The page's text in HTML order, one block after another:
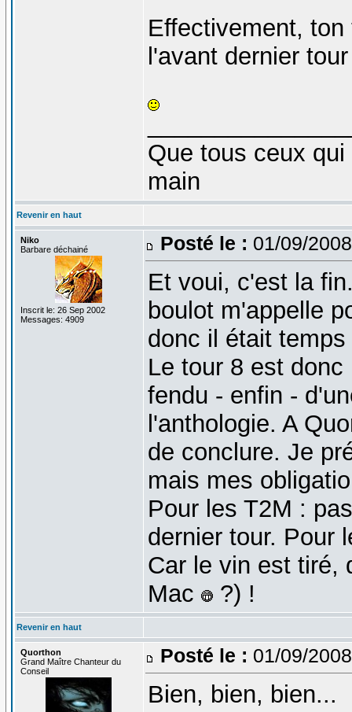
Effectivement,
l'avant dernier
Que tous ceux
main
Revenir en haut
Niko
Barbare déchainé
Inscrit le: 26 Sep 2002
Messages: 4909
Posté le : 01/09/
Et voui, c'est la
boulot m'appelle
donc il était temps
Le tour 8 est
fendu - enfin -
l'anthologie. A
de conclure. Je
mais mes
Pour les T2M :
dernier tour. Pour
Car le vin est tiré,
Mac
?) !
Revenir en haut
Quorthon
Grand Maître Chanteur du
Conseil
Posté le : 01/09/
Bien, bien, bien...